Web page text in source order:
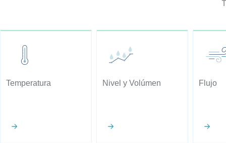
Temperatura Nivel y Volúmen Flujo